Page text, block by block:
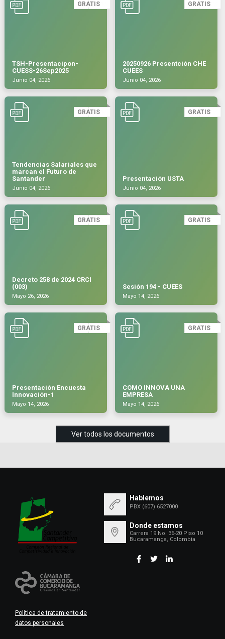
GRATIS
TSH-Presentacipon-
CUESS-26Sep2025
Junio 04, 2026
GRATIS
20250926 Presentción CHE
CUEES
Junio 04, 2026
GRATIS
Tendencias Salariales que
marcan el Futuro de
Santander
Junio 04, 2026
GRATIS
Presentación USTA
Junio 04, 2026
GRATIS
Decreto 258 de 2024 CRCI
(003)
Mayo 26, 2026
GRATIS
Sesión 194 - CUEES
Mayo 14, 2026
GRATIS
Presentación Encuesta
Innovación-1
Mayo 14, 2026
GRATIS
COMO INNOVA UNA
EMPRESA
Mayo 14, 2026
Ver todos los documentos
Política de tratamiento de
datos personales
Hablemos
PBX (607) 6527000
Donde estamos
Carrera 19 No. 36-20 Piso 10
Bucaramanga, Colombia